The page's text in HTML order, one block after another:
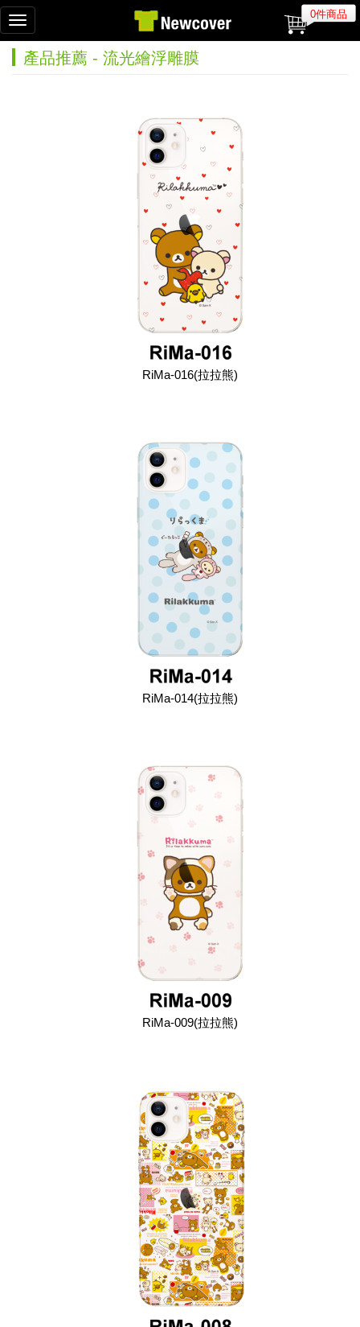
0件商品
Toggle
navigation
產品推薦 - 流光繪浮雕膜
RiMa-016(拉拉熊)
RiMa-014(拉拉熊)
RiMa-009(拉拉熊)